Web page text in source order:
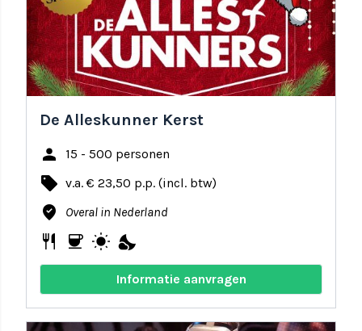
De Alleskunner Kerst
person 15 - 500 personen
local_offer v.a. € 23,50 p.p. (incl. btw)
where_to_vote Overal in Nederland
restaurant coffee wb_sunny nights_stay
Informatie aanvragen